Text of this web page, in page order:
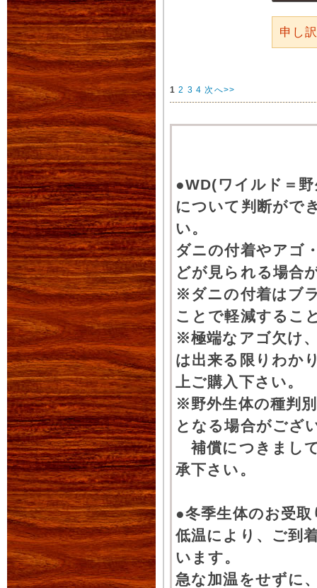
申し
1 2 3 4 次へ>>
●WD(ワイルド＝
について判断がで
い。
ダニの付着やアゴ
どが見られる場合
※ダニの付着はブ
ことで軽減するこ
※極端なアゴ欠け
は出来る限りわか
上ご購入下さい。
※野外生体の種判
となる場合がござ
補償につきまし
承下さい。
●冬季生体のお受
低温により、ご到
います。
急な加温をせずに